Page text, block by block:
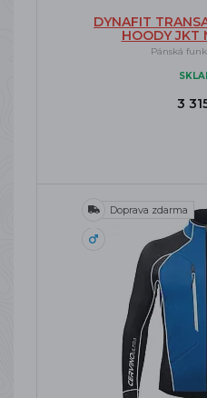
DYNAFIT
HOODY JKT
Pánská
3
Doprava zdarma